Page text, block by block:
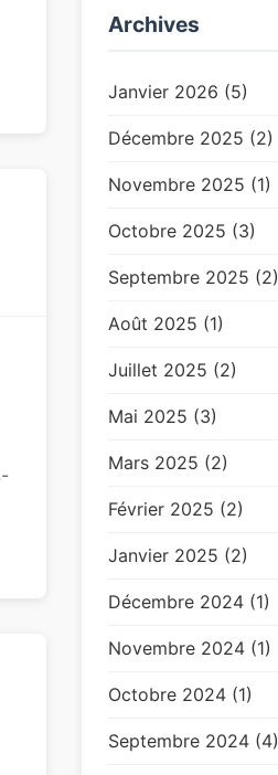
Archives
Janvier 2026 (5)
Décembre 2025 (2)
Novembre 2025 (1)
Octobre 2025 (3)
Septembre 2025 (2)
Août 2025 (1)
Juillet 2025 (2)
Mai 2025 (3)
Mars 2025 (2)
Février 2025 (2)
Janvier 2025 (2)
Décembre 2024 (1)
Novembre 2024 (1)
Octobre 2024 (1)
Septembre 2024 (4)